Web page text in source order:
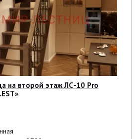
на второй этаж ЛС-10 Pro